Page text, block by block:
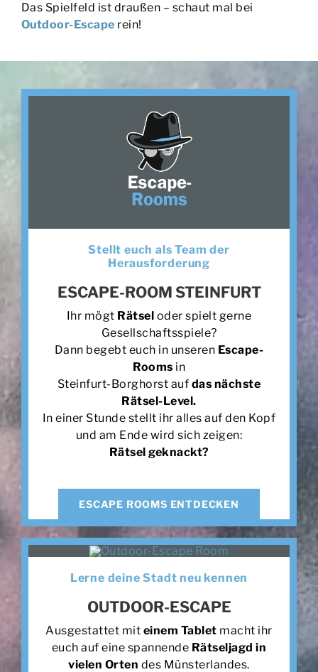
Das Spielfeld ist draußen – schaut mal bei
Outdoor-Escape rein!
Stellt euch als Team der
Herausforderung
ESCAPE-ROOM STEINFURT
Ihr mögt Rätsel oder spielt gerne
Gesellschaftsspiele?
Dann begebt euch in unseren Escape-
Rooms in
Steinfurt-Borghorst auf das nächste
Rätsel-Level.
In einer Stunde stellt ihr alles auf den Kopf
und am Ende wird sich zeigen:
Rätsel geknackt?
ESCAPE ROOMS ENTDECKEN
Lerne deine Stadt neu kennen
OUTDOOR-ESCAPE
Ausgestattet mit einem Tablet macht ihr
euch auf eine spannende Rätseljagd in
vielen Orten des Münsterlandes.